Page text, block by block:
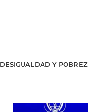
DESIGUALDAD Y